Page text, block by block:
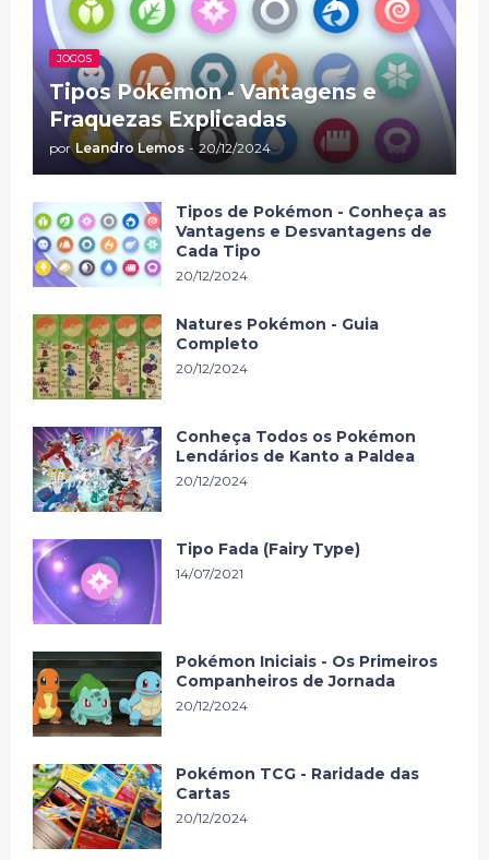
JOGOS
Tipos Pokémon - Vantagens e
Fraquezas Explicadas
por Leandro Lemos - 20/12/2024
Tipos de Pokémon - Conheça as
Vantagens e Desvantagens de
Cada Tipo
20/12/2024
Natures Pokémon - Guia
Completo
20/12/2024
Conheça Todos os Pokémon
Lendários de Kanto a Paldea
20/12/2024
Tipo Fada (Fairy Type)
14/07/2021
Pokémon Iniciais - Os Primeiros
Companheiros de Jornada
20/12/2024
Pokémon TCG - Raridade das
Cartas
20/12/2024